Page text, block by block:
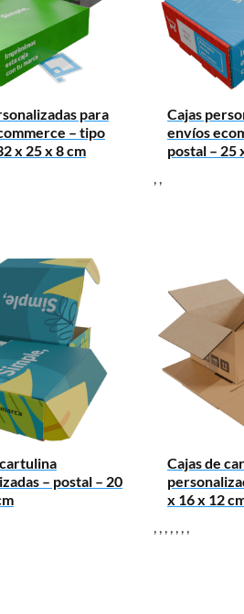
para
– tipo
x 25 x 8 cm
Cajas
envíos
postal – 25
, ,
– postal – 20
Cajas de
x 16 x 12
, , , , , , ,